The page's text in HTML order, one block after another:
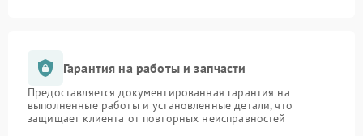
Гарантия на работы и запчасти
Предоставляется документированная гарантия на
выполненные работы и установленные детали, что
защищает клиента от повторных неисправностей